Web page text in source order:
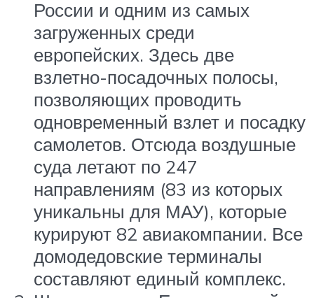
России и одним из самых
загруженных среди
европейских. Здесь две
взлетно-посадочных полосы,
позволяющих проводить
одновременный взлет и посадку
самолетов. Отсюда воздушные
суда летают по 247
направлениям (83 из которых
уникальны для МАУ), которые
курируют 82 авиакомпании. Все
домодедовские терминалы
составляют единый комплекс.